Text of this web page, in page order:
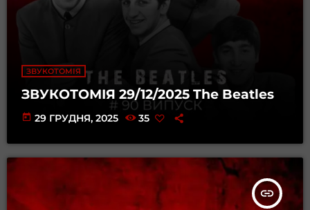
ЗВУКОТОМІЯ
ЗВУКОТОМІЯ 29/12/2025 The Beatles
today 29 ГРУДНЯ, 2025 35
insert_link